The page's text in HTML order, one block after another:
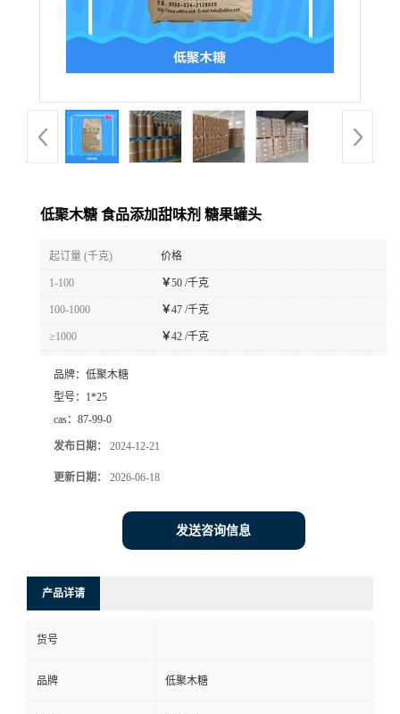
低聚木糖 食品添加甜味剂 糖果罐头
起订量 (千克) 价格
1-100 ￥50 /千克
100-1000 ￥47 /千克
≥1000 ￥42 /千克
品牌： 低聚木糖
型号： 1*25
cas： 87-99-0
发布日期： 2024-12-21
更新日期： 2026-06-18
发送咨询信息
产品详请
货号
品牌 低聚木糖